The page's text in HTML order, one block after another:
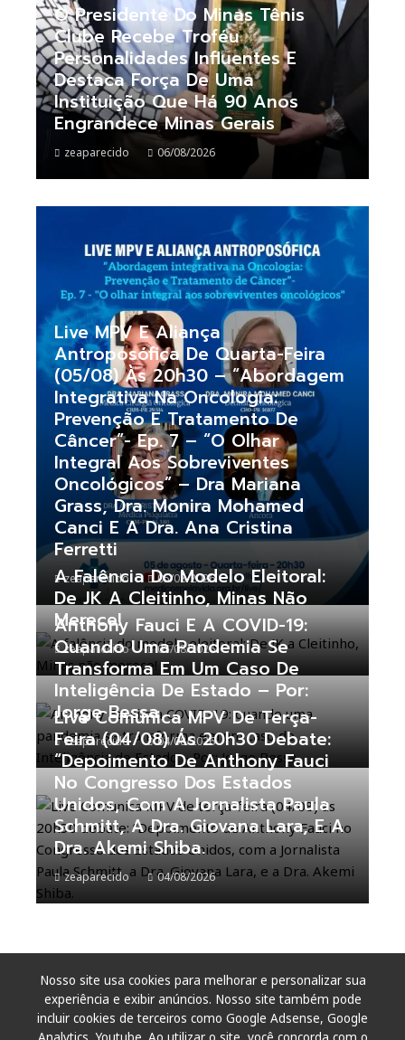
Nosso site usa cookies para melhorar e personalizar sua
experiência e exibir anúncios. Nosso site também pode
incluir cookies de terceiros como Google Adsense, Google
O Presidente Do Minas Tênis
Clube Recebe Troféu
Personalidades Influentes E
Destaca Força De Uma
Instituição Que Há 90 Anos
Engrandece Minas Gerais
zeaparecido 06/08/2026
Live MPV E Aliança
Antroposófica De Quarta-Feira
(05/08) Às 20h30 – “Abordagem
Integrativa Na Oncologia:
Prevenção E Tratamento De
Câncer”- Ep. 7 – “O Olhar
Integral Aos Sobreviventes
Oncológicos” – Dra Mariana
Grass, Dra. Monira Mohamed
Canci E A Dra. Ana Cristina
Ferretti
zeaparecido 05/08/2026
A Falência Do Modelo Eleitoral:
De JK A Cleitinho, Minas Não
Merece!
zeaparecido 05/08/2026
Anthony Fauci E A COVID-19:
Quando Uma Pandemia Se
Transforma Em Um Caso De
Inteligência De Estado – Por:
Jorge Bessa
zeaparecido 04/08/2026
Live Comunica MPV De Terça-
Feira (04/08) Ás 20h30 Debate:
“Depoimento De Anthony Fauci
No Congresso Dos Estados
Unidos, Com A Jornalista Paula
Schmitt, A Dra. Giovana Lara, E A
Dra. Akemi Shiba.
zeaparecido 04/08/2026